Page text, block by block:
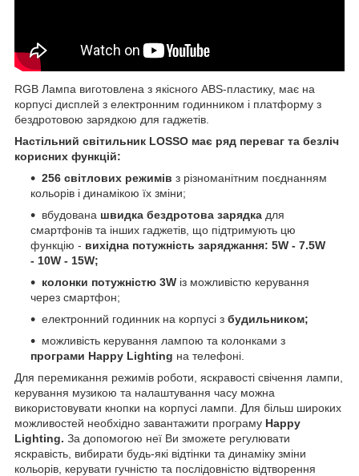
RGB Лампа виготовлена з якісного ABS-пластику, має на
корпусі дисплей з електронним годинником і платформу з
бездротовою зарядкою для гаджетів.
Настільний світильник LOSSO має ряд переваг та безліч
корисних функцій:
256 світлових режимів з різноманітним поєднанням
кольорів і динамікою їх зміни;
вбудована швидка бездротова зарядка для
смартфонів та інших гаджетів, що підтримують цю
функцію - вихідна потужність заряджання: 5W - 7.5W
- 10W - 15W;
колонки потужністю 3W із можливістю керування
через смартфон;
електронний годинник на корпусі з будильником;
можливість керування лампою та колонками з
програми Happy Lighting на телефоні.
Для перемикання режимів роботи, яскравості свічення лампи,
керування музикою та налаштування часу можна
використовувати кнопки на корпусі лампи. Для більш широких
можливостей необхідно завантажити програму Happy
Lighting. За допомогою неї Ви зможете регулювати
яскравість, вибирати будь-які відтінки та динаміку зміни
кольорів, керувати гучністю та послідовністю відтворення